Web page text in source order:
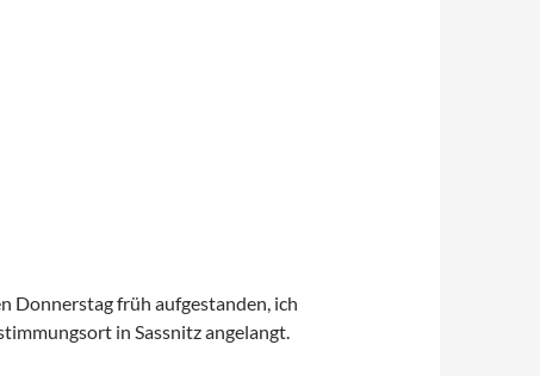
Donnerstag früh aufgestanden, ich
in Sassnitz angelangt.